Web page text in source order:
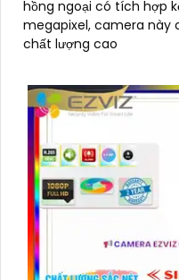
hồng ngoại có tích hợp kết nối wifi.
megapixel, camera này
chất lượng cao